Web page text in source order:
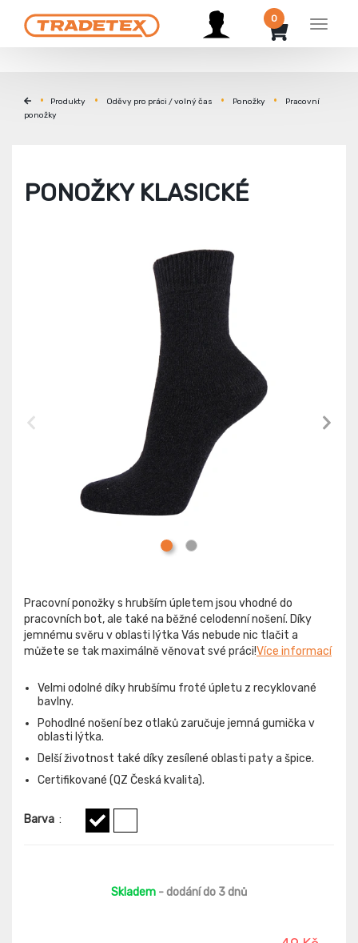
Menu
0
Produkty Oděvy pro práci / volný čas Ponožky
Pracovní
ponožky
PONOŽKY KLASICKÉ
Pracovní ponožky s hrubším úpletem jsou vhodné do
pracovních bot, ale také na běžné celodenní nošení. Díky
jemnému svěru v oblasti lýtka Vás nebude nic tlačit a
můžete se tak maximálně věnovat své práci!Více informací
Velmi odolné díky hrubšímu froté úpletu z recyklované
bavlny.
Pohodlné nošení bez otlaků zaručuje jemná gumička v
oblasti lýtka.
Delší životnost také díky zesílené oblasti paty a špice.
Certifikované (QZ Česká kvalita).
Barva :
Skladem - dodání do 3 dnů